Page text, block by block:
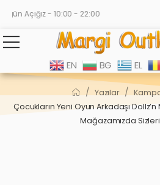
Açığız - 10:00 - 22:00
EN BG EL
/ Yazılar /
Çocukların Yeni Oyun Arkadaşı
Mağazamızda